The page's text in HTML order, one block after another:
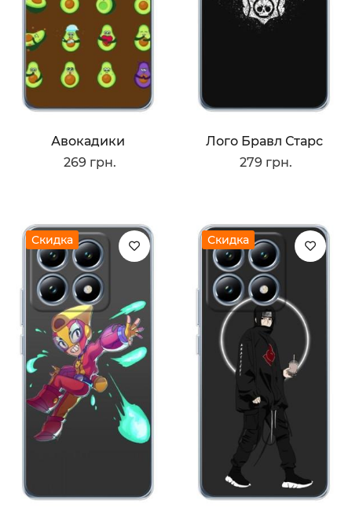
Авокадики
269 грн.
Лого Бравл Старс
279 грн.
Скидка Скидка